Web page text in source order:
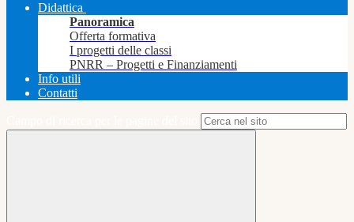
Didattica
Panoramica
Offerta formativa
I progetti delle classi
PNRR – Progetti e Finanziamenti
Info utili
Contatti